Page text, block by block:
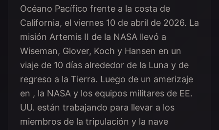
Océano Pacífico frente a la costa de
California, el viernes 10 de abril de 2026. La
misión Artemis II de la NASA llevó a
Wiseman, Glover, Koch y Hansen en un
viaje de 10 días alrededor de la Luna y de
regreso a la Tierra. Luego de un amerizaje
en , la NASA y los equipos militares de EE.
UU. están trabajando para llevar a los
miembros de la tripulación y la nave